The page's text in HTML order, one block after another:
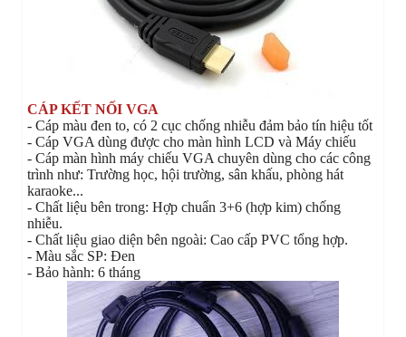
CÁP KẾT NỐI VGA
- Cáp màu đen to, có 2 cục chống nhiễu đảm bảo tín hiệu tốt
- Cáp VGA dùng được cho màn hình LCD và Máy chiếu
- Cáp màn hình máy chiếu VGA chuyên dùng cho các công
trình như: Trường học, hội trường, sân khấu, phòng hát
karaoke...
- Chất liệu bên trong: Hợp chuẩn 3+6 (hợp kim) chống
nhiễu.
- Chất liệu giao diện bên ngoài: Cao cấp PVC tổng hợp.
- Màu sắc SP: Đen
- Bảo hành: 6 tháng